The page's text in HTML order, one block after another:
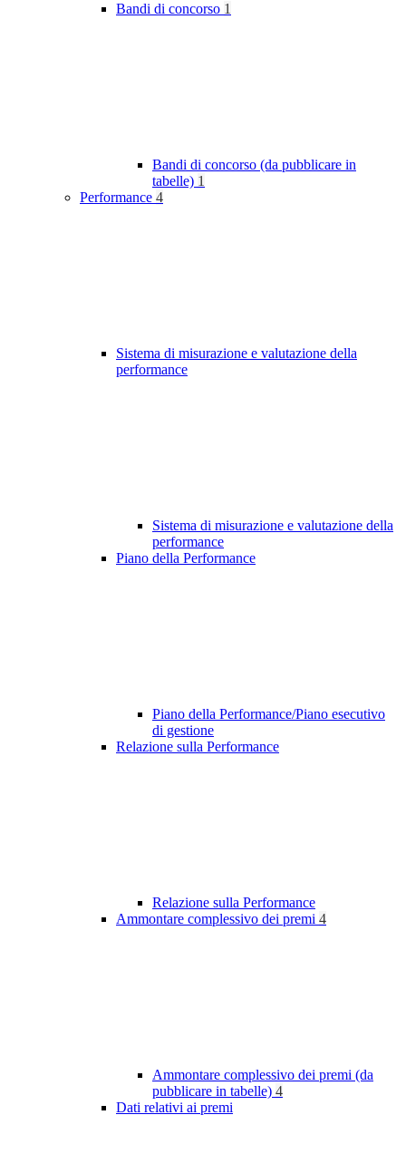
Bandi di concorso 1
Bandi di concorso (da pubblicare in
tabelle) 1
Performance 4
Sistema di misurazione e valutazione della
performance
Sistema di misurazione e valutazione della
performance
Piano della Performance
Piano della Performance/Piano esecutivo
di gestione
Relazione sulla Performance
Relazione sulla Performance
Ammontare complessivo dei premi 4
Ammontare complessivo dei premi (da
pubblicare in tabelle) 4
Dati relativi ai premi